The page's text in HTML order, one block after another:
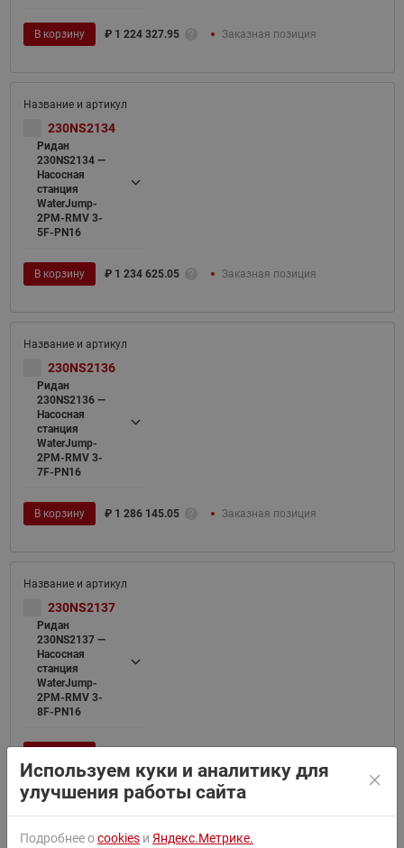
В корзину ₽ 1 224 327.95 Заказная позиция
230NS2134
Ридан
230NS2134 —
Насосная
станция
WaterJump-
2PM-RMV 3-
5F-PN16
В корзину ₽ 1 234 625.05 Заказная позиция
230NS2136
Ридан
230NS2136 —
Насосная
станция
WaterJump-
2PM-RMV 3-
7F-PN16
В корзину ₽ 1 286 145.05 Заказная позиция
230NS2137
Ридан
230NS2137 —
Насосная
станция
WaterJump-
2PM-RMV 3-
8F-PN16
Используем куки и аналитику для
улучшения работы сайта
Подробнее оcookies и Яндекс.Метрике.